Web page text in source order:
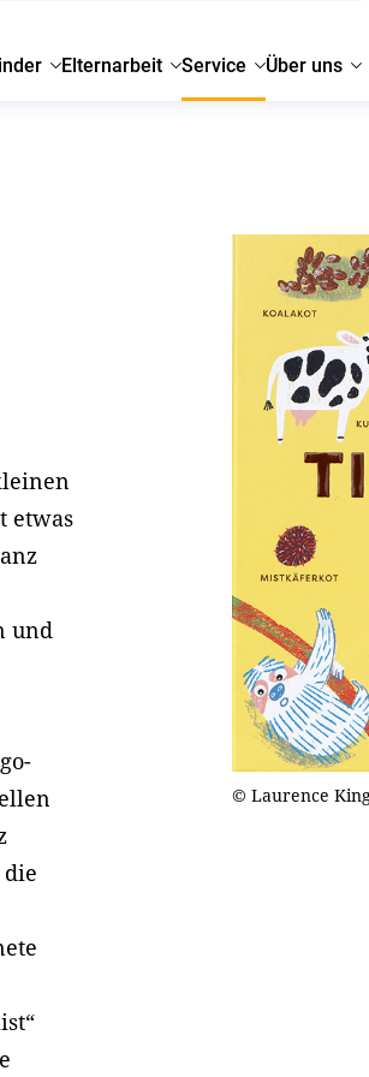
Elternarbeit Service Über uns
etwas
und
© Laurence